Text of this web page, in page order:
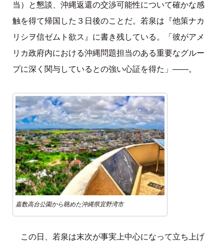
当）と懇談、沖縄返還の交渉可能性について確かな感
触を得て帰国した３日後のことだ。若泉は『他策ナカ
リシヲ信ゼムト欲ス』に書き残している。「彼がアメ
リカ政府内における沖縄問題担当のある重要なグルー
プに深く関与しているとの強い心証を得た」――。
嘉数高台公園から眺めた沖縄県宜野湾市
この日、若泉は末次が事実上中心になって立ち上げ